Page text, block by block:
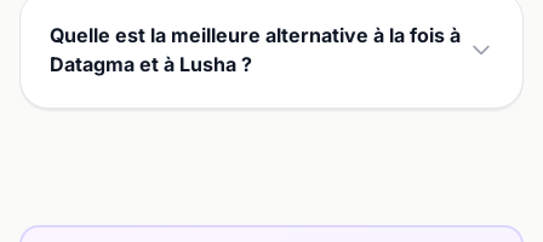
Quelle est la meilleure alternative à la fois à
Datagma et à Lusha ?